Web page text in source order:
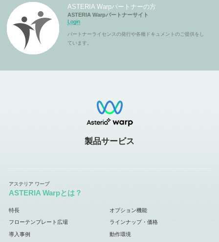
ASTERIA Warpパートナーの方
ASTERIA Warpパートナーサイト
Login
パートナーライセンスの発行や各種ドキュメントのご提供をし
ています。
製品サービス
ASTERIA Warpとは？
特長 オプション機能
フローテンプレート広場 ラインナップ・価格
導入事例 動作環境